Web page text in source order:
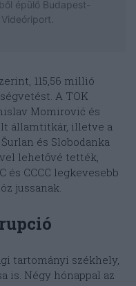
115,56 millió
A TOK
Momirović és
államtitkár, illetve a
és Slobodanka
lehetővé tették,
és CCCC legkevesebb
jussanak.
tartományi székhely,
is. Négy hónappal az